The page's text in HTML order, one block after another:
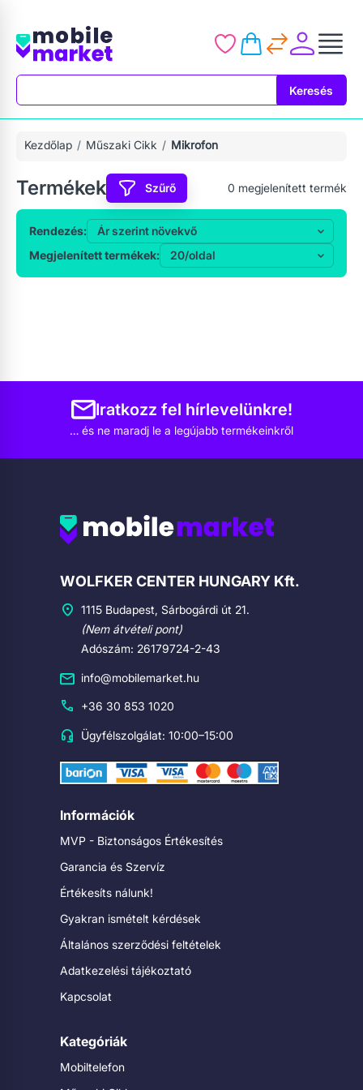
Keresés
Kezdőlap Műszaki Cikk Mikrofon
Termékek Szűrő 0 megjelenített termék
Rendezés:
Megjelenített termékek:
Iratkozz fel hírlevelünkre!
… és ne maradj le a legújabb termékeinkről
Cégadatok
WOLFKER CENTER HUNGARY Kft.
1115 Budapest, Sárbogárdi út 21.
(Nem átvételi pont)
Adószám: 26179724-2-43
info@mobilemarket.hu
+36 30 853 1020
Ügyfélszolgálat: 10:00–15:00
Információk
MVP - Biztonságos Értékesítés
Garancia és Szervíz
Értékesíts nálunk!
Gyakran ismételt kérdések
Általános szerződési feltételek
Adatkezelési tájékoztató
Kapcsolat
Kategóriák
Mobiltelefon